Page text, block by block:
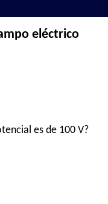
eléctrico
es de 100 V?